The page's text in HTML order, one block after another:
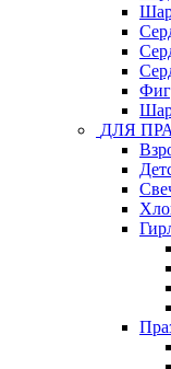
ДЛЯ